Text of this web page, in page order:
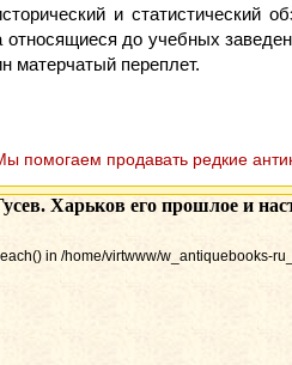
и статистический
до учебных
матерчатый переплет.
помогаем продавать редкие
Харьков его прошлое и
in /home/virtwww/w_antiquebooks-